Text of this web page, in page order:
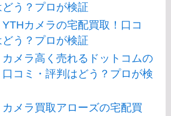
どう？プロが検証
YTHカメラの宅配買取！口コ
どう？プロが検証
カメラ高く売れるドットコムの
コミ・評判はどう？プロが検
カメラ買取アローズの宅配買